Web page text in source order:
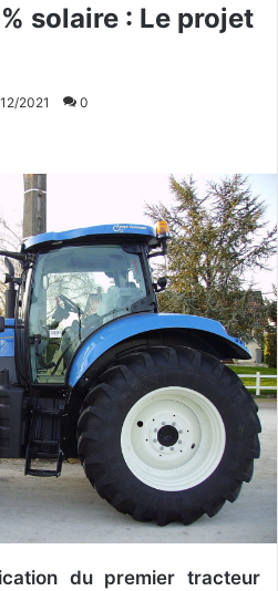
solaire : Le projet
2021 0
du premier tracteur